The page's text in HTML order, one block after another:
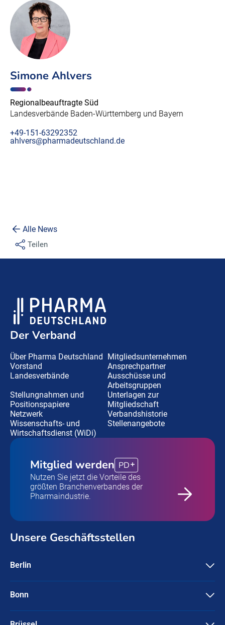
Simone Ahlvers
Regionalbeauftragte Süd
Landesverbände Baden-Württemberg und Bayern
+49-151-63292352
ahlvers@pharmadeutschland.de
Alle News
Teilen
Der Verband
Über Pharma Deutschland Mitgliedsunternehmen
Vorstand
Ansprechpartner
Landesverbände
Ausschüsse und
Arbeitsgruppen
Stellungnahmen und
Positionspapiere
Unterlagen zur
Mitgliedschaft
Netzwerk
Verbandshistorie
Wissenschafts- und
Wirtschaftsdienst (WiDi)
Stellenangebote
Mitglied werden PD
Nutzen Sie jetzt die Vorteile des
größten Branchenverbandes der
Pharmaindustrie.
Unsere Geschäftsstellen
Berlin
10117 Berlin
+49-30 / 3087596-0
info@pharmadeutschland.de
Bonn
53173 Bonn